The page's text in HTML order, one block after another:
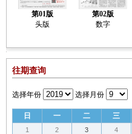
第01版
头版
第02版
数字
往期查询
选择年份 选择月份
日 一 二 三
1 2 3 4